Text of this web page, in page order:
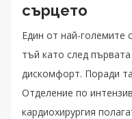
сърцето
Един от най-големите
тъй като след
дискомфорт. Поради
Отделение по
кардиохирургия